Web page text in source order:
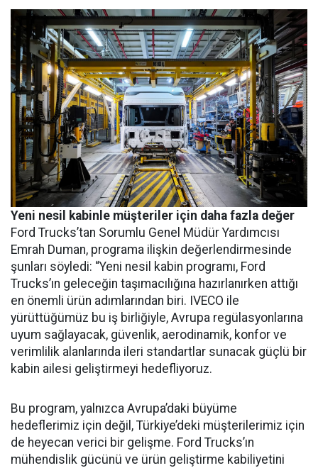
Yeni nesil kabinle müşteriler için daha fazla değer
Ford Trucks’tan Sorumlu Genel Müdür Yardımcısı
Emrah Duman, programa ilişkin değerlendirmesinde
şunları söyledi: “Yeni nesil kabin programı, Ford
Trucks’ın geleceğin taşımacılığına hazırlanırken attığı
en önemli ürün adımlarından biri. IVECO ile
yürüttüğümüz bu iş birliğiyle, Avrupa regülasyonlarına
uyum sağlayacak, güvenlik, aerodinamik, konfor ve
verimlilik alanlarında ileri standartlar sunacak güçlü bir
kabin ailesi geliştirmeyi hedefliyoruz.
Bu program, yalnızca Avrupa’daki büyüme
hedeflerimiz için değil, Türkiye’deki müşterilerimiz için
de heyecan verici bir gelişme. Ford Trucks’ın
mühendislik gücünü ve ürün geliştirme kabiliyetini